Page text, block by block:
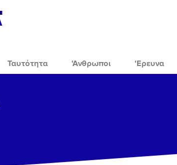
Ταυτότητα 'Ανθρωποι 'Ερευνα